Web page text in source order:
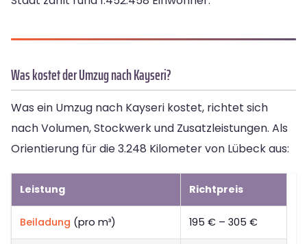
Was kostet der Umzug nach Kayseri?
Was ein Umzug nach Kayseri kostet, richtet sich
nach Volumen, Stockwerk und Zusatzleistungen. Als
Orientierung für die 3.248 Kilometer von Lübeck aus:
Leistung Richtpreis
Beiladung (pro m³) 195 € – 305 €